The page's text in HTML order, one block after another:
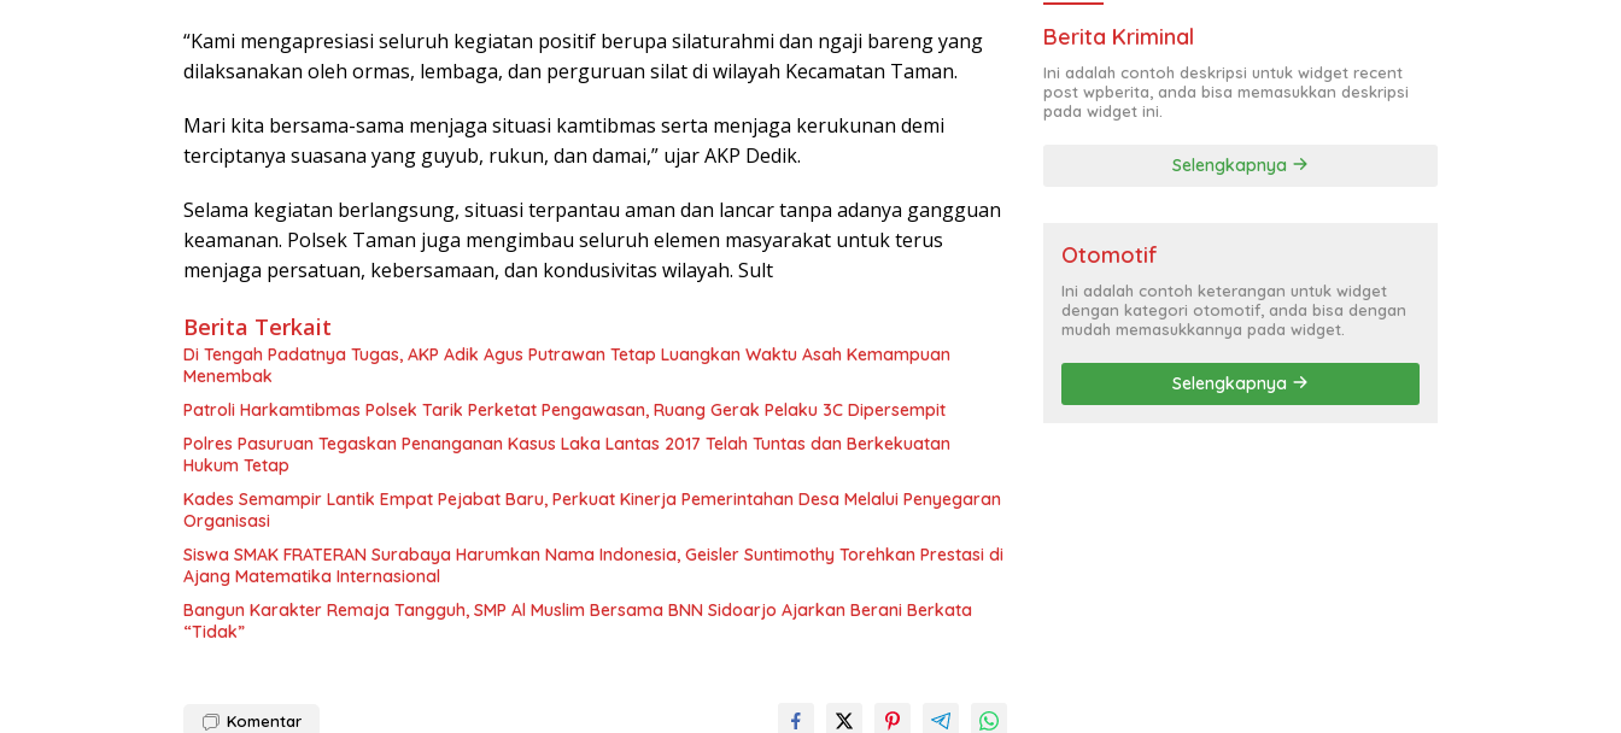
“Kami mengapresiasi seluruh kegiatan positif berupa silaturahmi dan ngaji bareng yang
dilaksanakan oleh ormas, lembaga, dan perguruan silat di wilayah Kecamatan Taman.
Mari kita bersama-sama menjaga situasi kamtibmas serta menjaga kerukunan demi
terciptanya suasana yang guyub, rukun, dan damai,” ujar AKP Dedik.
Selama kegiatan berlangsung, situasi terpantau aman dan lancar tanpa adanya gangguan
keamanan. Polsek Taman juga mengimbau seluruh elemen masyarakat untuk terus
menjaga persatuan, kebersamaan, dan kondusivitas wilayah. Sult
Berita Terkait
Di Tengah Padatnya Tugas, AKP Adik Agus Putrawan Tetap Luangkan Waktu Asah Kemampuan
Menembak
Patroli Harkamtibmas Polsek Tarik Perketat Pengawasan, Ruang Gerak Pelaku 3C Dipersempit
Polres Pasuruan Tegaskan Penanganan Kasus Laka Lantas 2017 Telah Tuntas dan Berkekuatan
Hukum Tetap
Kades Semampir Lantik Empat Pejabat Baru, Perkuat Kinerja Pemerintahan Desa Melalui Penyegaran
Organisasi
Siswa SMAK FRATERAN Surabaya Harumkan Nama Indonesia, Geisler Suntimothy Torehkan Prestasi di
Ajang Matematika Internasional
Bangun Karakter Remaja Tangguh, SMP Al Muslim Bersama BNN Sidoarjo Ajarkan Berani Berkata
“Tidak”
Komentar
Berita Kriminal
Ini adalah contoh deskripsi untuk widget recent
post wpberita, anda bisa memasukkan deskripsi
pada widget ini.
Selengkapnya
Otomotif
Ini adalah contoh keterangan untuk widget
dengan kategori otomotif, anda bisa dengan
mudah memasukkannya pada widget.
Selengkapnya